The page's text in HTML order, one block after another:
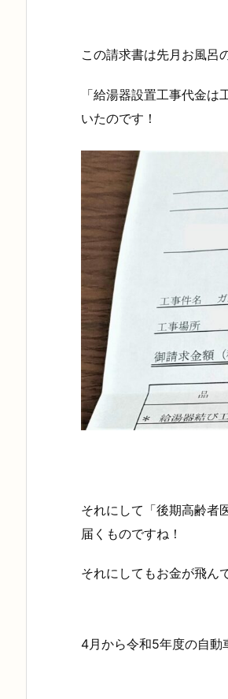
この請求書は先月お風呂
「給湯器設置工事代金
いたのです！
それにして「後期高齢者
届くものですね！
それにしてもお金が飛ん
4月から令和5年度の自動